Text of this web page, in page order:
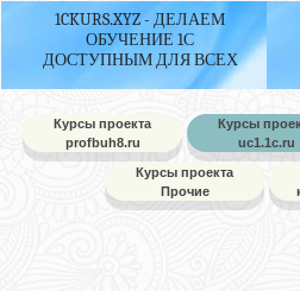
1CKURS.XYZ - ДЕЛАЕМ
ОБУЧЕНИЕ 1С
ДОСТУПНЫМ ДЛЯ ВСЕХ
Курсы проекта
profbuh8.ru
Курсы
uc1.1c.ru
Курсы проекта
Прочие